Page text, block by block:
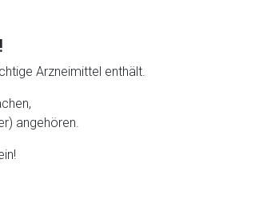
Arzneimittel enthält.
angehören.